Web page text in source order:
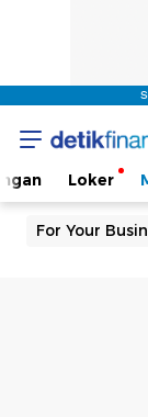
Loker
For Your